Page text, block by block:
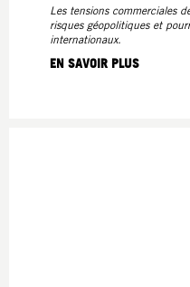
Les tensions commerciales
risques géopolitiques et
internationaux.
EN SAVOIR PLUS